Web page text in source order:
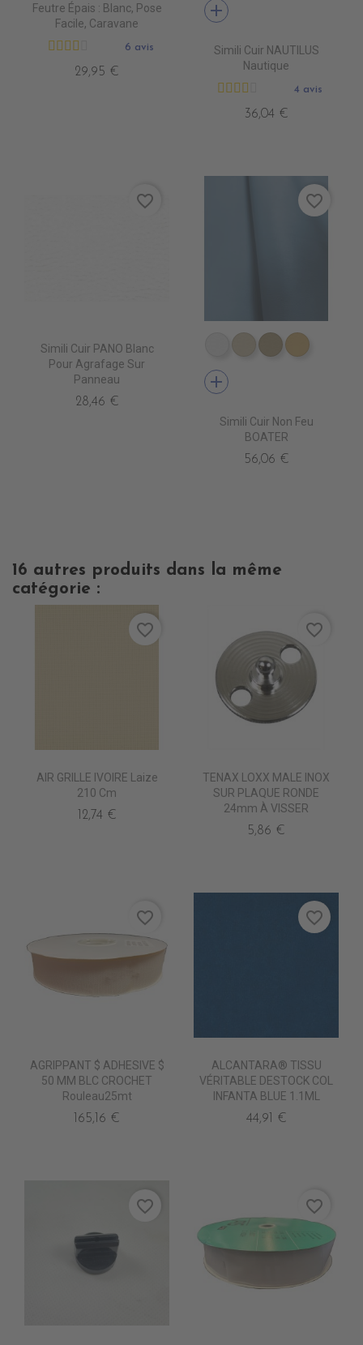
Feutre Épais : Blanc, Pose
Facile, Caravane
6 avis
29,95 €
add
Simili Cuir NAUTILUS
Nautique
4 avis
36,04 €
Simili Cuir PANO Blanc
Pour Agrafage Sur
Panneau
28,46 €
favorite_border
EN3500 BLANC
EN3510 IVOIRE
EN3520EN3530
add
Simili Cuir Non Feu
BOATER
56,06 €
favorite_border
16 autres produits dans la même
catégorie :
AIR GRILLE IVOIRE Laize
210 Cm
12,74 €
favorite_border
TENAX LOXX MALE INOX
SUR PLAQUE RONDE
24mm À VISSER
5,86 €
favorite_border
AGRIPPANT $ ADHESIVE $
50 MM BLC CROCHET
Rouleau25mt
165,16 €
favorite_border
ALCANTARA® TISSU
VÉRITABLE DESTOCK COL
INFANTA BLUE 1.1ML
44,91 €
favorite_border
favorite_border favorite_border